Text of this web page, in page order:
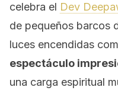
celebra el Dev
de pequeños barcos
luces encendidas
espectáculo
una carga espiritual